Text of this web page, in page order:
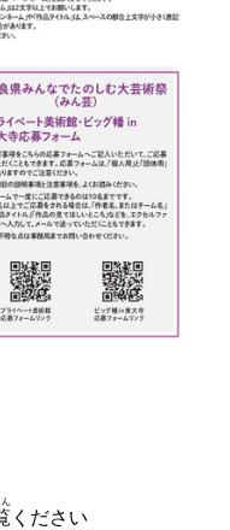
ん
ください